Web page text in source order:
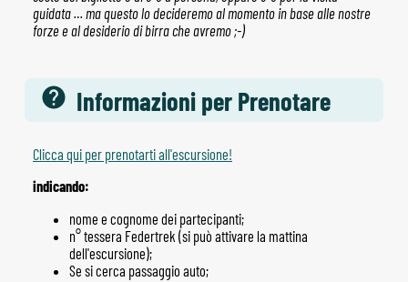
guidata … ma questo lo decideremo al momento in base alle nostre
forze e al desiderio di birra che avremo ;-)
Informazioni per Prenotare
Clicca qui per prenotarti all'escursione!
indicando:
nome e cognome dei partecipanti;
n° tessera Federtrek (si può attivare la mattina
dell'escursione);
Se si cerca passaggio auto;